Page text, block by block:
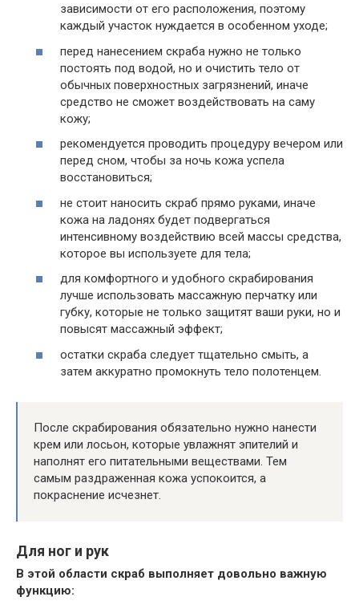
зависимости от его расположения, поэтому
каждый участок нуждается в особенном уходе;
перед нанесением скраба нужно не только
постоять под водой, но и очистить тело от
обычных поверхностных загрязнений, иначе
средство не сможет воздействовать на саму
кожу;
рекомендуется проводить процедуру вечером или
перед сном, чтобы за ночь кожа успела
восстановиться;
не стоит наносить скраб прямо руками, иначе
кожа на ладонях будет подвергаться
интенсивному воздействию всей массы средства,
которое вы используете для тела;
для комфортного и удобного скрабирования
лучше использовать массажную перчатку или
губку, которые не только защитят ваши руки, но и
повысят массажный эффект;
остатки скраба следует тщательно смыть, а
затем аккуратно промокнуть тело полотенцем.
После скрабирования обязательно нужно нанести
крем или лосьон, которые увлажнят эпителий и
наполнят его питательными веществами. Тем
самым раздраженная кожа успокоится, а
покраснение исчезнет.
Для ног и рук
В этой области скраб выполняет довольно важную
функцию: